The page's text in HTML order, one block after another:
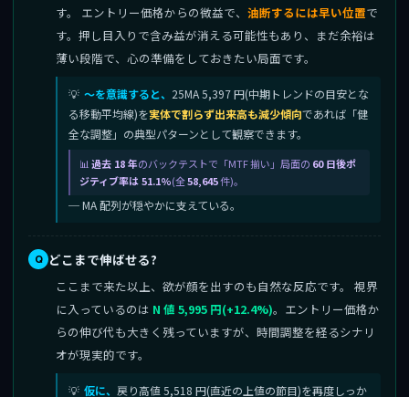
す。 エントリー価格からの微益で、 油断するには早い位置で
す。押し目入りで含み益が消える可能性もあり、まだ余裕は
薄い段階で、心の準備をしておきたい局面です。
〜を意識すると、 25MA 5,397 円(中期トレンドの目安とな
る移動平均線)を実体で割らず出来高も減少傾向であれば「健
全な調整」の典型パターンとして観察できます。
過去 18 年のバックテストで「MTF 揃い」局面の 60 日後ポ
ジティブ率は 51.1%(全58,645件)。
─ MA 配列が穏やかに支えている。
どこまで伸ばせる?
ここまで来た以上、欲が顔を出すのも自然な反応です。 視界
に入っているのは N 値 5,995 円(+12.4%)。エントリー価格か
らの伸び代も大きく残っていますが、時間調整を経るシナリ
オが現実的です。
仮に、 戻り高値 5,518 円(直近の上値の節目)を再度しっか